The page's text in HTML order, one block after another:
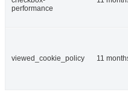
performance
viewed_cookie_policy 11